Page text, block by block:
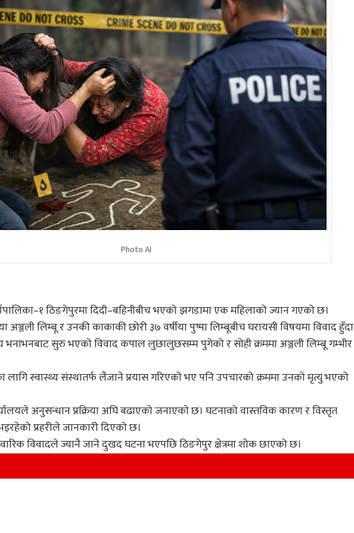
Photo AI
ठिङगेपुरमा दिदी–बहिनीबीच भएको झगडामा एक महिलाको ज्यान गएको छ।
अञ्जली लिम्बू र उनकी काकाकी छोरी ३७ वर्षीया पुष्पा लिम्बूबीच घरायसी विषयमा विवाद हुँदा
भनाभनबाट सुरु भएको विवाद कपाल लुछालुछसम्म पुगेको र सोही क्रममा अञ्जली लिम्बू गम्भीर
स्वास्थ्य संस्थातर्फ लैजाने प्रयास गरिएको भए पनि उपचारको क्रममा उनको मृत्यु भएको
अनुसन्धान प्रक्रिया अघि बढाएको जनाएको छ। घटनाको वास्तविक कारण र विस्तृत
प्रहरीले जानकारी दिएको छ।
विवादले ज्यानै जाने दुखद घटना भएपछि ठिङगेपुर क्षेत्रमा शोक छाएको छ।